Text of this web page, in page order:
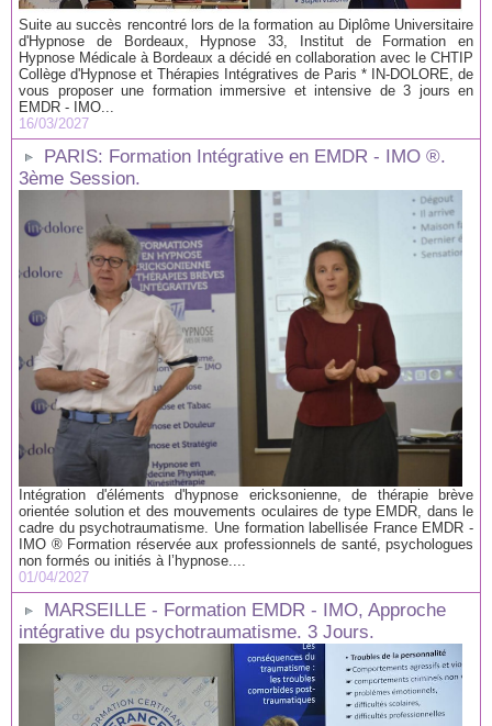
Suite au succès rencontré lors de la formation au Diplôme Universitaire
d'Hypnose de Bordeaux, Hypnose 33, Institut de Formation en
Hypnose Médicale à Bordeaux a décidé en collaboration avec le CHTIP
Collège d'Hypnose et Thérapies Intégratives de Paris * IN-DOLORE, de
vous proposer une formation immersive et intensive de 3 jours en
EMDR - IMO...
16/03/2027
PARIS: Formation Intégrative en EMDR - IMO ®.
3ème Session.
Intégration d'éléments d'hypnose ericksonienne, de thérapie brève
orientée solution et des mouvements oculaires de type EMDR, dans le
cadre du psychotraumatisme. Une formation labellisée France EMDR -
IMO ® Formation réservée aux professionnels de santé, psychologues
non formés ou initiés à l’hypnose....
01/04/2027
MARSEILLE - Formation EMDR - IMO, Approche
intégrative du psychotraumatisme. 3 Jours.